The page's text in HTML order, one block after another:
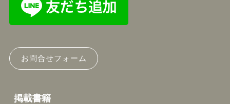
お問合せフォーム
掲載書籍